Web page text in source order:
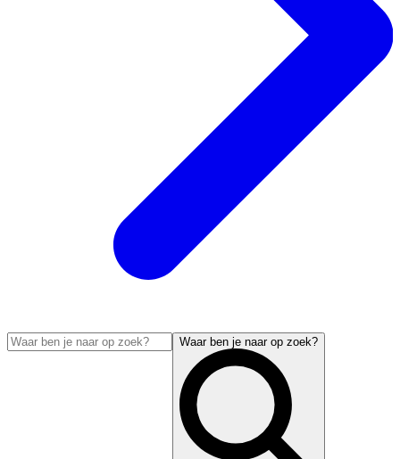
Waar ben je naar op zoek?